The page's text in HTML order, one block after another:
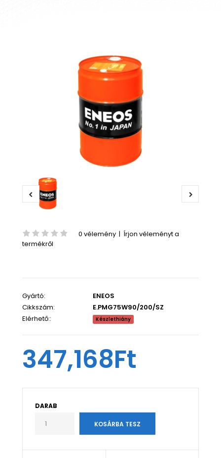
0 vélemény | Írjon véleményt a
termékről
Gyártó:
ENEOS
Cikkszám:
E.PMG75W90/200/SZ
Elérhető::
Készlethiány
347,168Ft
DARAB